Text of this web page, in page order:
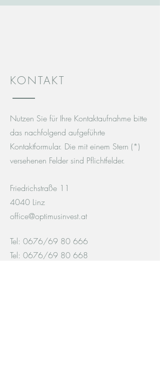
KONTAKT
Friedrichstraße 11
4040 Linz
office@optimusinvest.at
Tel: 0676/69 80 666
Tel: 0676/69 80 668
Nutzen Sie für Ihre Kontaktaufnahme bitte
das nachfolgend aufgeführte
Kontaktformular. Die mit einem Stern (*)
versehenen Felder sind Pflichtfelder.